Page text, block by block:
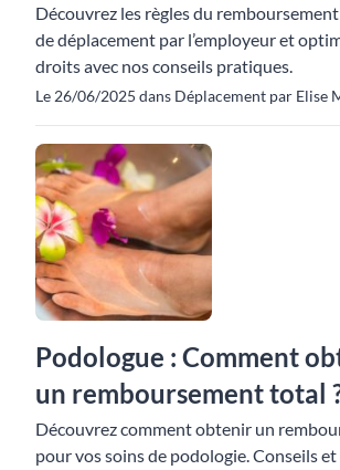
Découvrez les règles du
de déplacement par l’employeur et
droits avec nos conseils pratiques.
Le 26/06/2025 dans Déplacement par Elise
Podologue : Comment
un remboursement total
Découvrez comment obtenir un
pour vos soins de podologie. Conseils